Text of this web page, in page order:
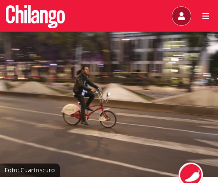
Foto: Cuartoscuro